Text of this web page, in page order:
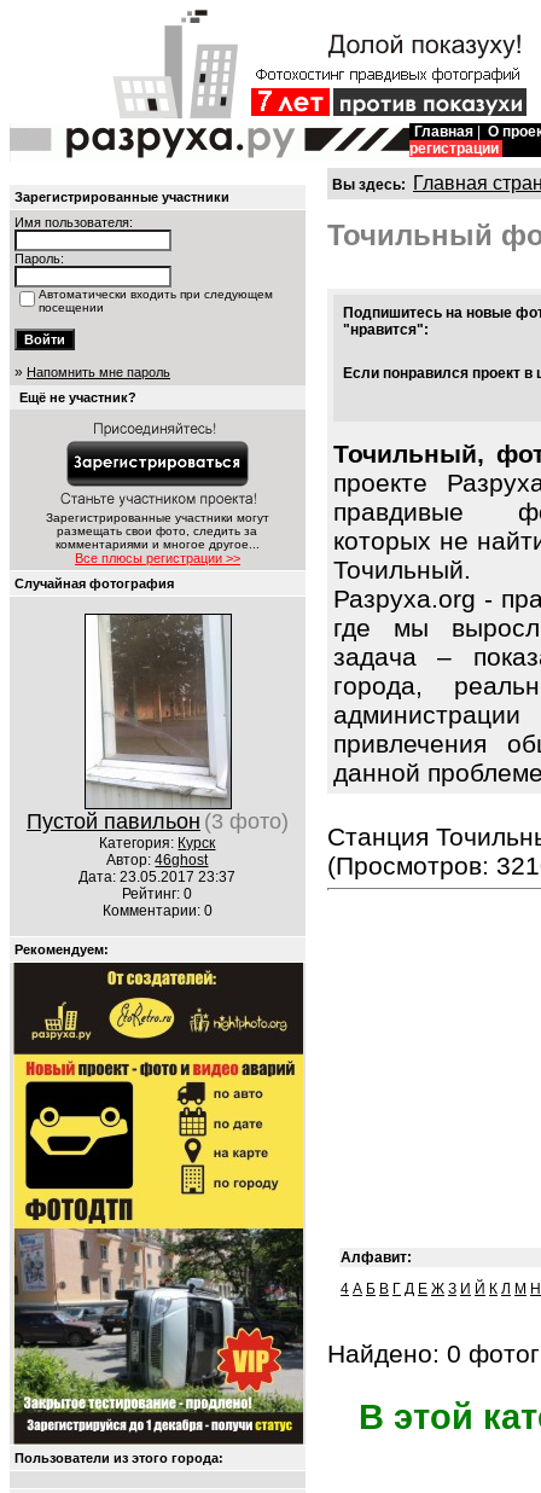
Главная
О
регистрации
Зарегистрированные участники
Имя пользователя:
Пароль:
Автоматически входить при следующем
посещении
» Напомнить мне пароль
Ещё не участник?
Зарегистрированные участники могут
размещать свои фото, следить за
комментариями и многое другое...
Все плюсы регистрации >>
Случайная фотография
Пустой павильон (3 фото)
Категория: Курск
Автор:46ghost
Дата: 23.05.2017 23:37
Рейтинг: 0
Комментарии: 0
Рекомендуем:
Пользователи из этого города:
Вы здесь: Главная
Точильный
Подпишитесь на новые
"нравится":
Если понравился проект
Точильный,
проекте
правдивые
которых не
Точильный.
Разруха.org -
где мы
задача –
города,
привлечения
данной
Станция
(Просмотров:
Алфавит:
4 А Б В Г Д Е Ж З И Й К Л М Н
Найдено: 0
В этой